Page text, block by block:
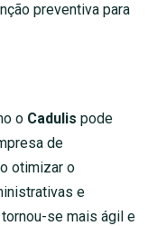
preventiva para
o Cadulis pode
de
otimizar o
e
se mais ágil e